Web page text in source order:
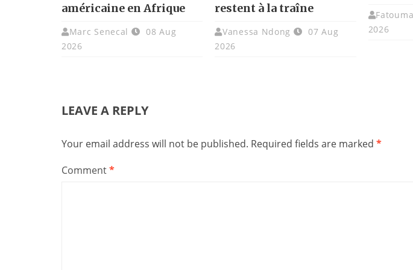
américaine en Afrique
Marc Senecal
08 Aug
2026
restent à la traîne
Vanessa Ndong
07 Aug
2026
2026
LEAVE A REPLY
Your email address will not be published. Required fields are marked *
Comment*